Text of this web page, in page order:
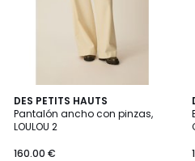
DES PETITS HAUTS
Pantalón ancho con pinzas,
LOULOU 2
160.00 €